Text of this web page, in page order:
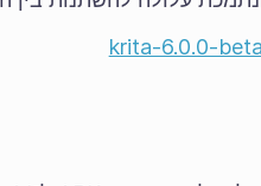
krita-6.0.0-